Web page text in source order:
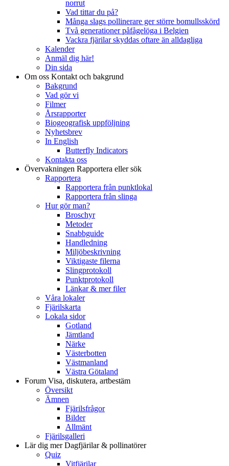
norrut
Vad tittar du på?
Många slags pollinerare ger större bomullsskörd
Två generationer påfågelöga i Belgien
Vackra fjärilar skyddas oftare än alldagliga
Kalender
Anmäl dig här!
Din sida
Om oss Kontakt och bakgrund
Bakgrund
Vad gör vi
Filmer
Årsrapporter
Biogeografisk uppföljning
Nyhetsbrev
In English
Butterfly Indicators
Kontakta oss
Övervakningen Rapportera eller sök
Rapportera
Rapportera från punktlokal
Rapportera från slinga
Hur gör man?
Broschyr
Metoder
Snabbguide
Handledning
Miljöbeskrivning
Viktigaste filerna
Slingprotokoll
Punktprotokoll
Länkar & mer filer
Våra lokaler
Fjärilskarta
Lokala sidor
Gotland
Jämtland
Närke
Västerbotten
Västmanland
Västra Götaland
Forum Visa, diskutera, artbestäm
Översikt
Ämnen
Fjärilsfrågor
Bilder
Allmänt
Fjärilsgalleri
Lär dig merDagfjärilar & pollinatörer
Quiz
Vitfjärilar